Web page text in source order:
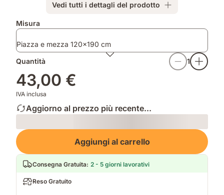
stabile
Vedi tutti i dettagli del prodotto
Misura
Piazza e mezza 120x190 cm
Quantità
1
43,00 €
IVA inclusa
Aggiorno al prezzo più recente...
Loading
Aggiungi al carrello
Consegna Gratuita: 2 - 5 giorni lavorativi
Reso Gratuito